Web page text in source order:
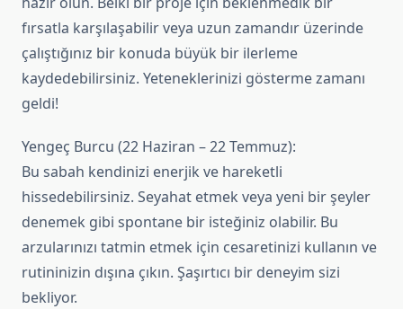
fırsatla karşılaşabilir veya uzun zamandır üzerinde
çalıştığınız bir konuda büyük bir ilerleme
kaydedebilirsiniz. Yeteneklerinizi gösterme zamanı
geldi!
Yengeç Burcu (22 Haziran – 22 Temmuz):
Bu sabah kendinizi enerjik ve hareketli
hissedebilirsiniz. Seyahat etmek veya yeni bir şeyler
denemek gibi spontane bir isteğiniz olabilir. Bu
arzularınızı tatmin etmek için cesaretinizi kullanın ve
rutininizin dışına çıkın. Şaşırtıcı bir deneyim sizi
bekliyor.